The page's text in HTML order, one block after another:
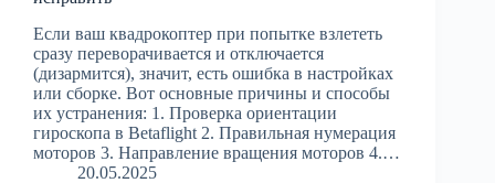
Если ваш квадрокоптер при попытке взлететь
сразу переворачивается и отключается
(дизармится), значит, есть ошибка в настройках
или сборке. Вот основные причины и способы
их устранения: 1. Проверка ориентации
гироскопа в Betaflight 2. Правильная нумерация
моторов 3. Направление вращения моторов 4.…
20.05.2025